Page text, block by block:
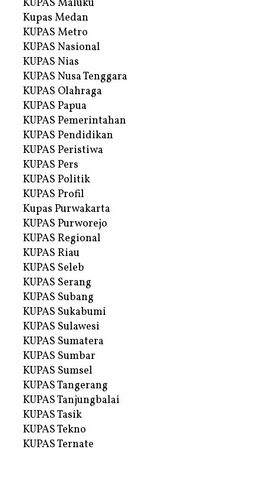
KUPAS Maluku
Kupas Medan
KUPAS Metro
KUPAS Nasional
KUPAS Nias
KUPAS Nusa Tenggara
KUPAS Olahraga
KUPAS Papua
KUPAS Pemerintahan
KUPAS Pendidikan
KUPAS Peristiwa
KUPAS Pers
KUPAS Politik
KUPAS Profil
Kupas Purwakarta
KUPAS Purworejo
KUPAS Regional
KUPAS Riau
KUPAS Seleb
KUPAS Serang
KUPAS Subang
KUPAS Sukabumi
KUPAS Sulawesi
KUPAS Sumatera
KUPAS Sumbar
KUPAS Sumsel
KUPAS Tangerang
KUPAS Tanjungbalai
KUPAS Tasik
KUPAS Tekno
KUPAS Ternate